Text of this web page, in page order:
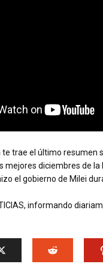
trae el último resumen
mejores diciembres de la
el gobierno de Milei
informando